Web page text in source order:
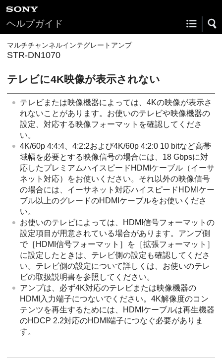
ヘルプガイド
マルチチャンネルインテグレートアンプ
STR-DN1070
テレビに4K映像が表示されない
テレビまたは映像機器によっては、4Kの映像が表示さ
れないことがあります。お使いのテレビや映像機器の
設定、対応する映像フォーマットを確認してくださ
い。
4K/60p 4:4:4、4:2:2および4K/60p 4:2:0 10 bitなど高帯
域幅を必要とする映像信号の場合には、18 Gbpsに対
応したプレミアムハイスピードHDMIケーブル（イーサ
ネット対応）をお使いください。それ以外の映像信号
の場合には、イーサネット対応ハイスピードHDMIケー
ブル以上のグレードのHDMIケーブルをお使いくださ
い。
お使いのテレビによっては、HDMI信号フォーマットの
設定項目が用意されている場合があります。アンプ側
で［ HDMI信号フォーマット ］を［拡張フォーマット ］
に設定したときは、テレビ側の設定も確認してくださ
い。テレビ側の設定について詳しくは、お使いのテレ
ビの取扱説明書を参照してください。
アンプは、必ず4K対応のテレビまたは映像機器の
HDMI入力端子につないでください。4K解像度のコン
テンツを再生するためには、HDMIケーブルは再生機器
のHDCP 2.2対応のHDMI端子につなぐ必要がありま
す。